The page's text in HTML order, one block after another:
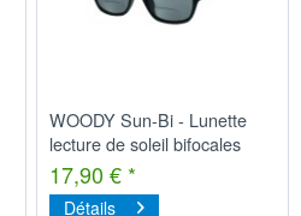
WOODY Sun-Bi - Lunette
lecture de soleil bifocales
17,90 € *
Détails